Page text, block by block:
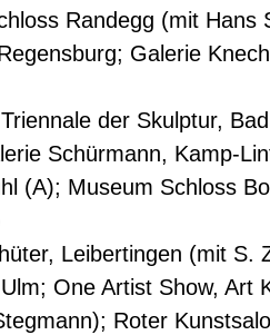
Randegg (mit Hans
Galerie
der Skulptur,
Schürmann, Kamp-
(A); Museum Schloss
Leibertingen (mit S.
One Artist Show, Art
Roter